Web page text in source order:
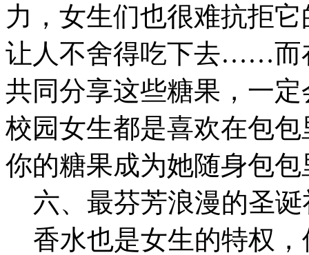
力，女生们也很难抗拒
让人不舍得吃下去……而
共同分享这些糖果，一
校园女生都是喜欢在包
你的糖果成为她随身包
六、最芬芳浪漫的圣诞
香水也是女生的特权，